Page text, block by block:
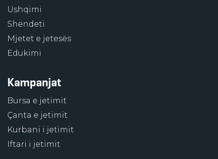
Ushqimi
Shëndeti
Mjetet e jetesës
Edukimi
Kampanjat
Bursa e jetimit
Çanta e jetimit
Kurbani i jetimit
Iftari i jetimit